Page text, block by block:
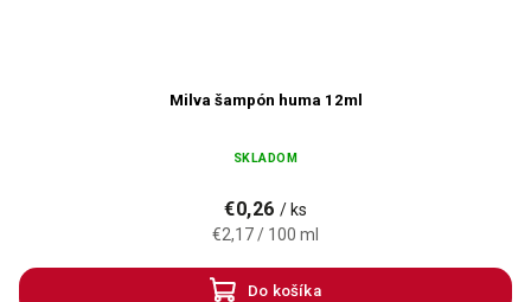
Milva šampón huma 12ml
SKLADOM
€0,26 / ks
€2,17 / 100 ml
Do košíka